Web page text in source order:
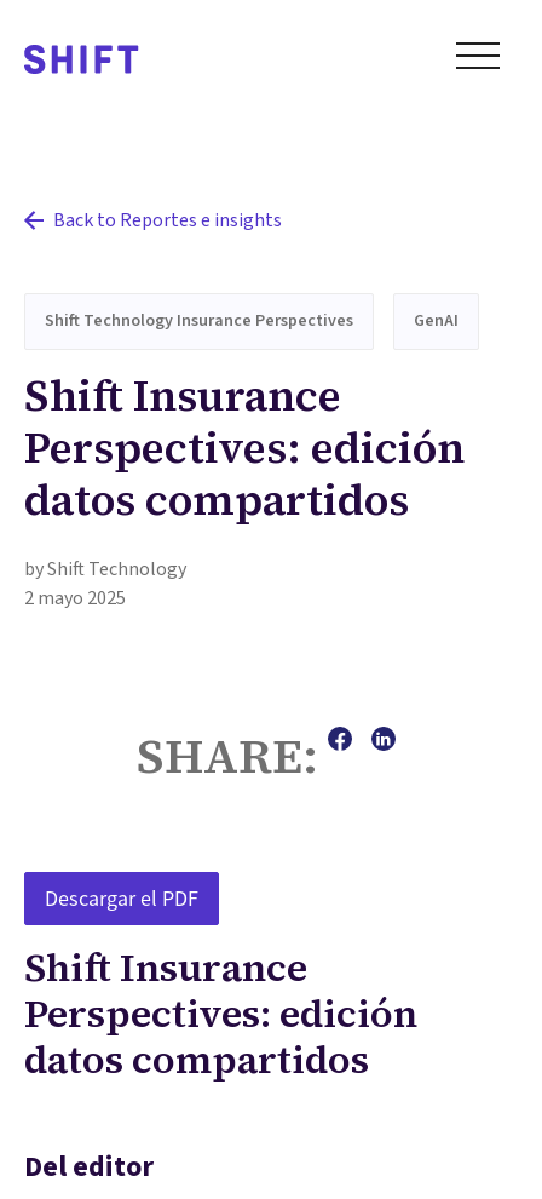
Back to Reportes e insights
Shift Technology Insurance Perspectives GenAI
Shift Insurance
Perspectives: edición
datos compartidos
by Shift Technology
2 mayo 2025
SHARE:
Descargar el PDF
Shift Insurance
Perspectives: edición
datos compartidos
Del editor